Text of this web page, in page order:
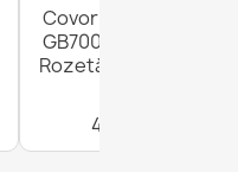
Covor LEGEND 468
GB700 din lână OSTA
Rozetă, cadru
4.670,90 lej